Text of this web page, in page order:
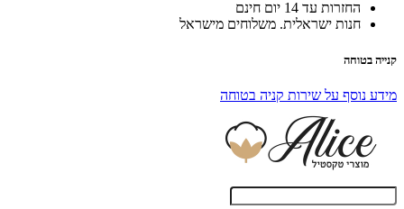
החזרות עד 14 יום חינם
חנות ישראלית. משלוחים מישראל
קנייה בטוחה
מידע נוסף על שירות קניה בטוחה